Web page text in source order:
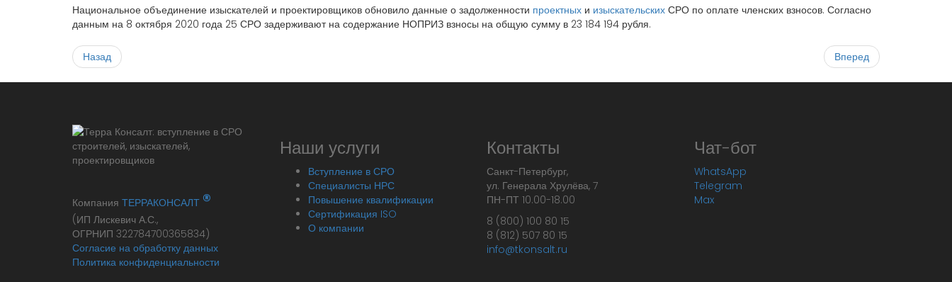
Национальное объединение изыскателей и проектировщиков обновило данные о задолженности проектных и изыскательских СРО по оплате членских взносов. Согласно
данным на 8 октября 2020 года 25 СРО задерживают на содержание НОПРИЗ взносы на общую сумму в 23 184 194 рубля.
Назад Вперед
Компания ТЕРРАКОНСАЛТ ®
(ИП Лискевич А.С.,
ОГРНИП 322784700365834)
Согласие на обработку данных
Политика конфиденциальности
Наши услуги
Вступление в СРО
Специалисты НРС
Повышение квалификации
Сертификация ISO
О компании
Контакты
Санкт-Петербург,
ул. Генерала Хрулёва, 7
ПН-ПТ 10.00-18.00
8 (800) 100 80 15
8 (812) 507 80 15
info@tkonsalt.ru
Чат-бот
WhatsApp
Telegram
Max